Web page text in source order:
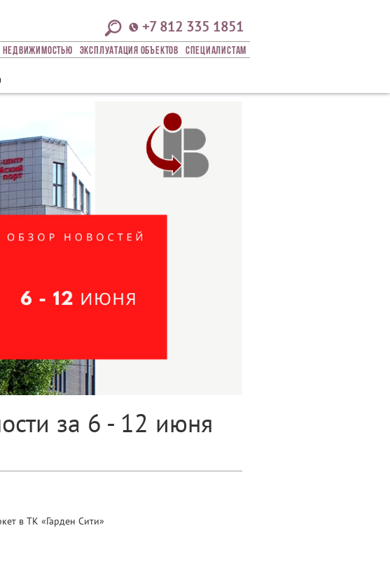
+7 812 335 1851
Недвижимостью Эксплуатация Объектов СПЕЦИАЛИСТАМ
за 6 - 12 июня
в ТК «Гарден Сити»